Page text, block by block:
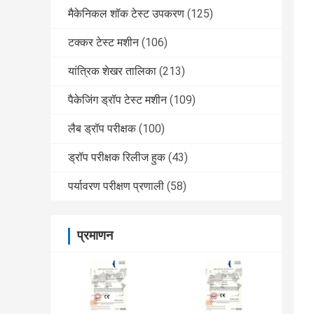
मैकेनिकल शॉक टेस्ट उपकरण (125)
टक्कर टेस्ट मशीन (106)
यांत्रिक शेखर तालिका (213)
पैकेजिंग ड्रॉप टेस्ट मशीन (109)
लैब ड्रॉप परीक्षक (100)
ड्रॉप परीक्षक रिलीज हुक (43)
पर्यावरण परीक्षण प्रणाली (58)
प्रमाणन